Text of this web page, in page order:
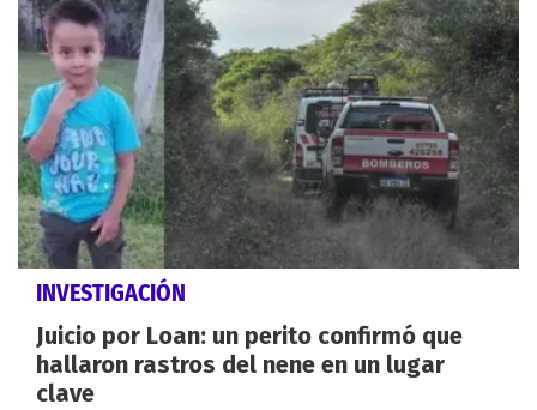
INVESTIGACIÓN
Juicio por Loan: un perito confirmó que
hallaron rastros del nene en un lugar
clave